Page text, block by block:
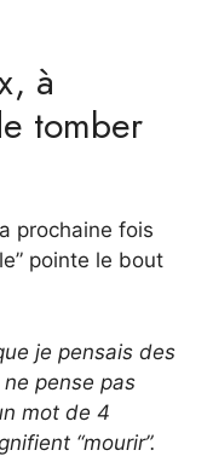
à
tomber
prochaine fois
pointe le bout
je pensais des
ne pense pas
mot de 4
“mourir”.